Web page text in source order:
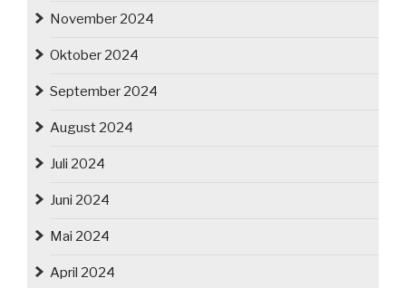
November 2024
Oktober 2024
September 2024
August 2024
Juli 2024
Juni 2024
Mai 2024
April 2024